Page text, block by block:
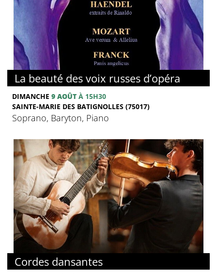
La beauté des voix russes d’opéra
DIMANCHE 9 AOÛT À 15H30
SAINTE-MARIE DES BATIGNOLLES (75017)
Soprano, Baryton, Piano
Cordes dansantes